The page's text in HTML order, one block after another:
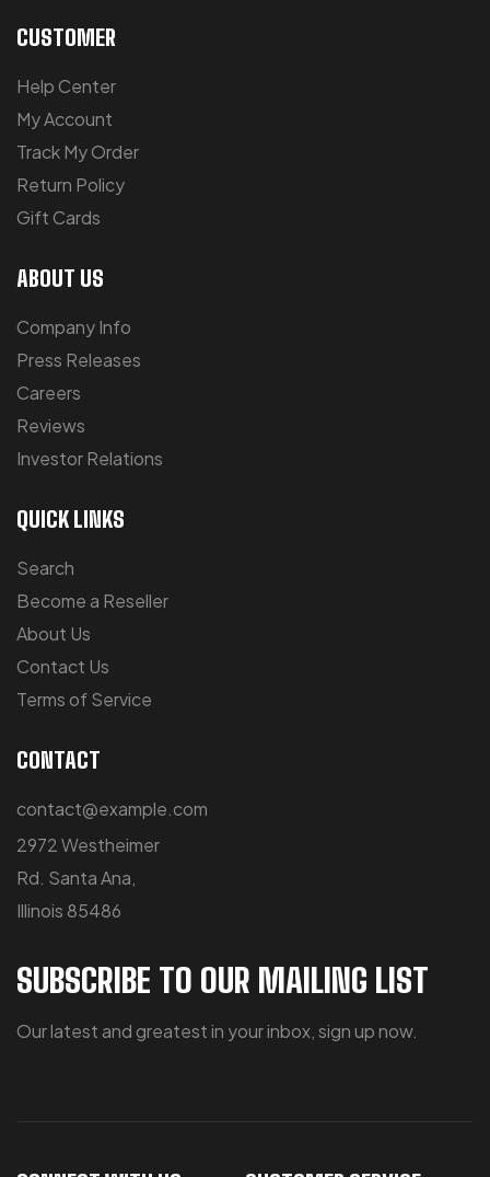
CUSTOMER
Help Center
My Account
Track My Order
Return Policy
Gift Cards
ABOUT US
Company Info
Press Releases
Careers
Reviews
Investor Relations
QUICK LINKS
Search
Become a Reseller
About Us
Contact Us
Terms of Service
CONTACT
contact@example.com
2972 Westheimer
Rd. Santa Ana,
Illinois 85486
SUBSCRIBE TO OUR MAILING LIST
Our latest and greatest in your inbox, sign up now.